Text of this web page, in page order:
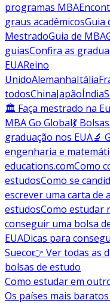
programas MBA
graus acadêmicosGuia
MestradoGuia de MBA
guiasConfira as
EUAReino
UnidoAlemanhaItália
todosChinaJapãoÍndia
🏛 Faça mestrado na
MBA Go Global💃
graduação nos EUA🔬
engenharia e
educations.comComo
estudosComo se
escrever uma carta de
estudosComo estudar
conseguir uma bolsa
EUADicas para
Sueco👉 Ver todas as
bolsas de estudo
Como estudar em
Os países mais